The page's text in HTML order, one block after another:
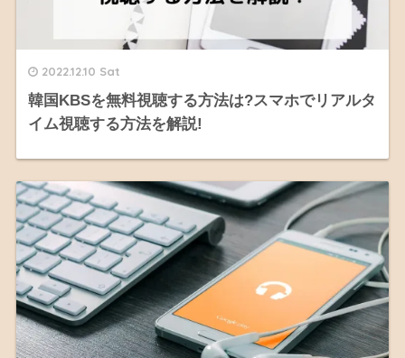
2022.12.10 Sat
韓国KBSを無料視聴する方法は?スマホでリアルタ
イム視聴する方法を解説!